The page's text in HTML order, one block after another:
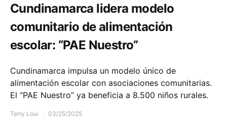
Cundinamarca lidera modelo
comunitario de alimentación
escolar: “PAE Nuestro”
Cundinamarca impulsa un modelo único de
alimentación escolar con asociaciones comunitarias.
El “PAE Nuestro” ya beneficia a 8.500 niños rurales.
Terry Loui 03/25/2025